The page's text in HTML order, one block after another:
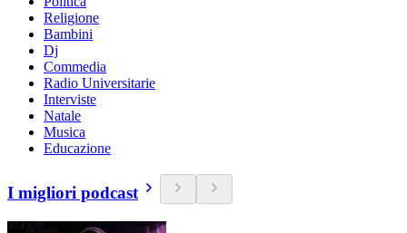
Religione
Bambini
Dj
Commedia
Radio Universitarie
Interviste
Natale
Musica
Educazione
I migliori podcast